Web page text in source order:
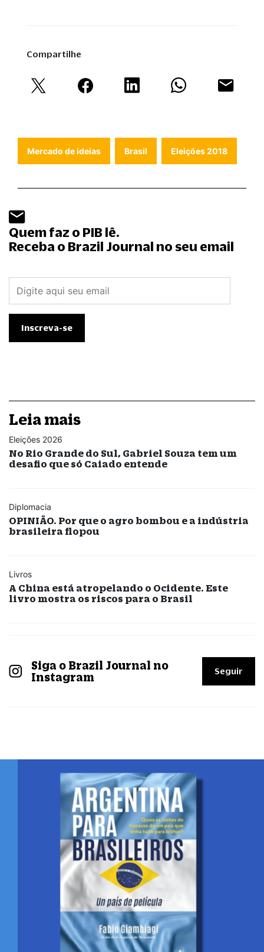
Compartilhe
Mercado de ideias Brasil Eleições 2018
Quem faz o PIB lê.
Receba o Brazil Journal no seu email
Leia mais
Eleições 2026
No Rio Grande do Sul, Gabriel Souza tem um
desafio que só Caiado entende
Diplomacia
OPINIÃO. Por que o agro bombou e a indústria
brasileira flopou
Livros
A China está atropelando o Ocidente. Este
livro mostra os riscos para o Brasil
Siga o Brazil Journal no
Instagram
Seguir